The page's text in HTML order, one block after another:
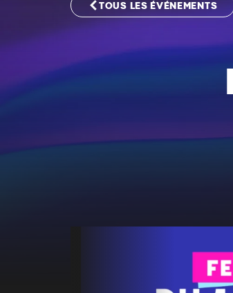
TOUS LES ÉVÉNEMENTS